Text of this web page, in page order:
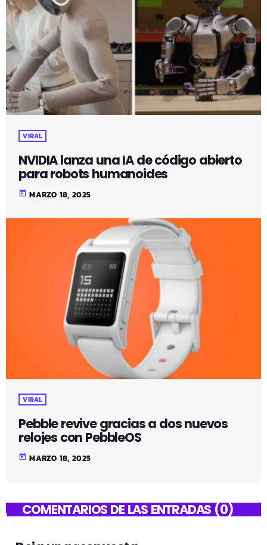
VIRAL
NVIDIA lanza una IA de código abierto
para robots humanoides
today MARZO 18, 2025
VIRAL
Pebble revive gracias a dos nuevos
relojes con PebbleOS
today MARZO 18, 2025
COMENTARIOS DE LAS ENTRADAS (0)